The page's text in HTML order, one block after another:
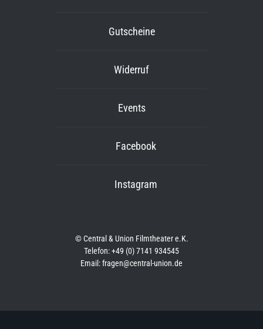
Gutscheine
Widerruf
Events
Facebook
Instagram
© Central & Union Filmtheater e.K.
Telefon: +49 (0) 7141 934545
Email: fragen@central-union.de